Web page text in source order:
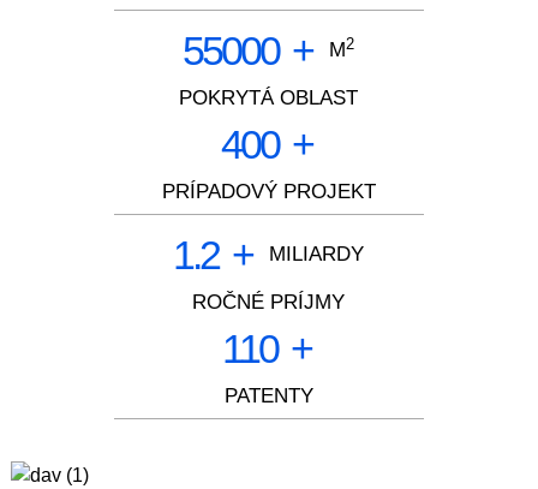
55000 + M2
POKRYTÁ OBLAST
400 +
PRÍPADOVÝ PROJEKT
1.2 + MILIARDY
ROČNÉ PRÍJMY
110 +
PATENTY